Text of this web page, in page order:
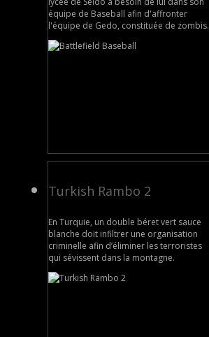
équipe de Baseball afin d'affronter
l'équipe de Gedo, constituée de zombis.
Turkish Rambo 2
En Turquie, un double béret vert sauce
blanche doit infiltrer une organisation
criminelle afin d’éliminer les terroristes
qui sévissent dans la montagne.